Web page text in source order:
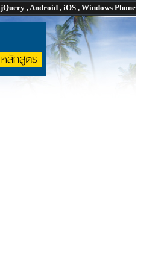
jQuery , Android , iOS , Windows Phone